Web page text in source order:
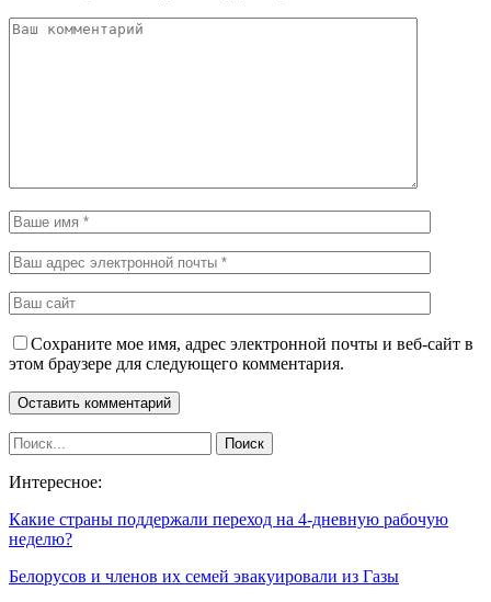
Сохраните мое имя, адрес электронной почты и веб-сайт в
этом браузере для следующего комментария.
Интересное:
Какие страны поддержали переход на 4-дневную рабочую
неделю?
Белорусов и членов их семей эвакуировали из Газы